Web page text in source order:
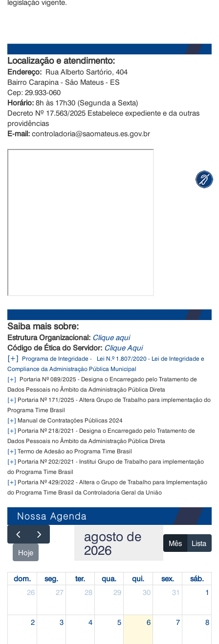
legislação vigente.
Localização e atendimento:
Endereço: Rua Alberto Sartório, 404
Bairro Carapina - São Mateus - ES
Cep: 29.933-060
Horário: 8h às 17h30 (Segunda a Sexta)
Decreto Nº 17.563/2025 Estabelece expediente e da outras
providências
E-mail: controladoria@saomateus.es.gov.br
Saiba mais sobre:
Estrutura Organizacional: Clique aqui
Código de Ética do Servidor: Clique Aqui
[+] Programa de Integridade - Lei N.º 1.807/2020 - Lei de Integridade e
Compliance da Administração Pública Municipal
[+] Portaria Nº 089/2025 - Designa o Encarregado pelo Tratamento de
Dados Pessoais no Âmbito da Administração Pública Direta
[+] Portaria Nº 171/2025 - Altera Grupo de Trabalho para implementação do
Programa Time Brasil
[+] Manual de Contratações Públicas 2024
[+] Portaria Nº 218/2021 - Designa o Encarregado pelo Tratamento de
Dados Pessoais no Âmbito da Administração Pública Direta
[+] Termo de Adesão ao Programa Time Brasil
[+] Portaria Nº 202/2021 - Institui Grupo de Trabalho para implementação
do Programa Time Brasil
[+] Portaria Nº 429/2022 - Altera o Grupo de Trabalho para Implementação
do Programa Time Brasil da Controladoria Geral da União
Nossa Agenda
Hoje
agosto de
2026
Mês Lista
dom. seg. ter. qua. qui. sex.
sáb.
26
27 28 29 30 31 1
2 3 4 5 6 7 8